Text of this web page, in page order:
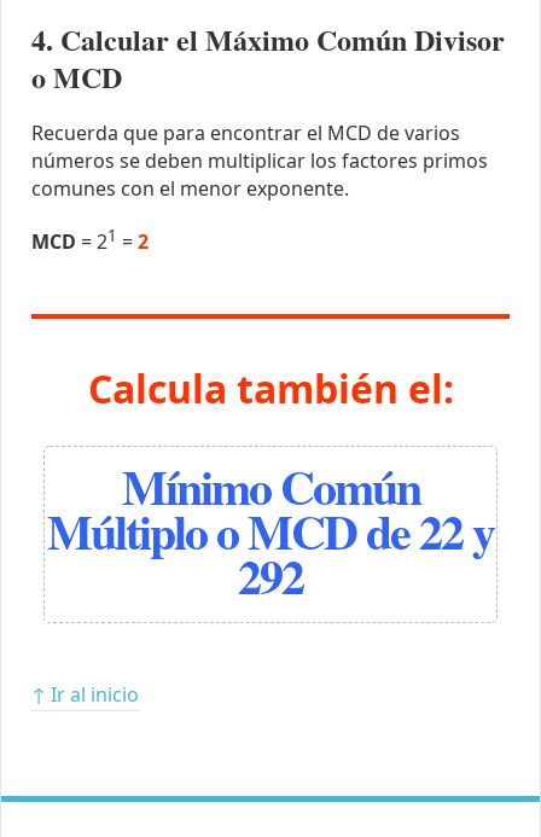
4. Calcular el Máximo Común Divisor
o MCD
Recuerda que para encontrar el MCD de varios
números se deben multiplicar los factores primos
comunes con el menor exponente.
MCD = 21 =2
Calcula también el:
Mínimo Común
Múltiplo o MCD de 22 y
292
↑ Ir al inicio